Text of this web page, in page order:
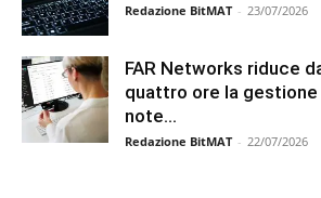
Redazione BitMAT - 23/07/2026
FAR Networks riduce
quattro ore la
note...
Redazione BitMAT - 22/07/2026